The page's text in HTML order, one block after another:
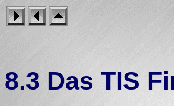
8.3 Das TIS